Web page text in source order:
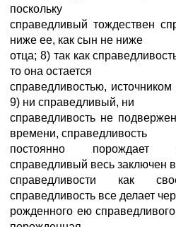
поскольку
справедливый тождествен
ниже ее, как сын не ниже
отца; 8) так как
то она остается
справедливостью,
9) ни справедливый, ни
справедливость не
времени, справедливость
постоянно порождает
справедливый весь заключен в
справедливости как
справедливость все делает
рожденного ею